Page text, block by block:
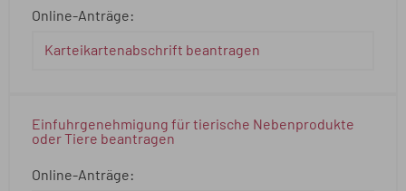
Online-Anträge:
Karteikartenabschrift beantragen
Einfuhrgenehmigung für tierische Nebenprodukte
oder Tiere beantragen
Online-Anträge: